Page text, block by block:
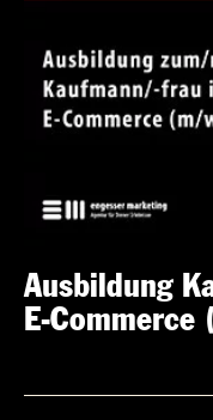
Ausbildung
E-Commerce